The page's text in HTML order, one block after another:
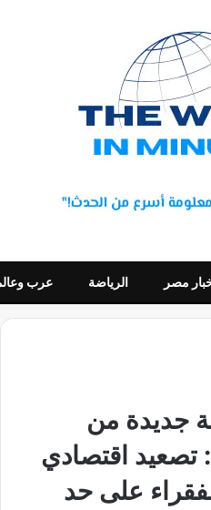
مصر الرياضة عرب
جديدة من
تصعيد اقتصادي
على حد